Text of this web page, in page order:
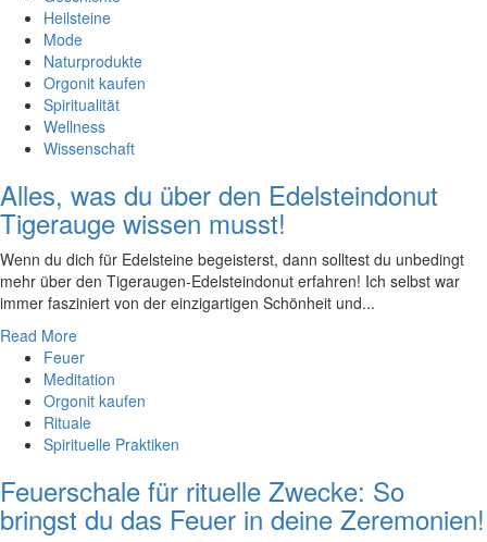
Heilsteine
Mode
Naturprodukte
Orgonit kaufen
Spiritualität
Wellness
Wissenschaft
Alles, was du über den Edelsteindonut
Tigerauge wissen musst!
Wenn‌ du dich für Edelsteine begeisterst, dann solltest du unbedingt
mehr⁢ über den Tigeraugen-Edelsteindonut erfahren! Ich selbst war
immer fasziniert ‍von der einzigartigen Schönheit und...
Read More
Feuer
Meditation
Orgonit kaufen
Rituale
Spirituelle Praktiken
Feuerschale für rituelle Zwecke: So
bringst du das Feuer in deine Zeremonien!